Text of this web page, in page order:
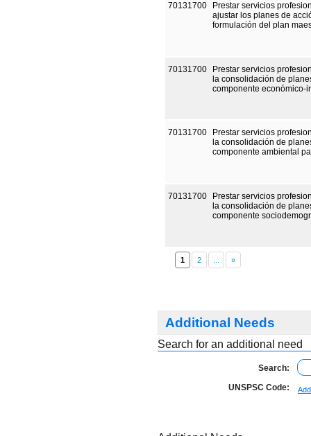
70131700
Prestar servicios
ajustar los planes de
formulación del plan
70131700
Prestar servicios
la consolidación de
70131700
Prestar servicios
la consolidación de
componente ambiental
70131700
Prestar servicios
la consolidación de
componente
1
Additional Needs
Search for an additional need
Search:
UNSPSC Code: